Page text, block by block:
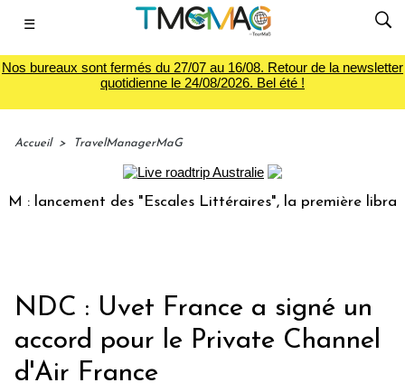
☰
Nos bureaux sont fermés du 27/07 au 16/08. Retour de la newsletter
quotidienne le 24/08/2026. Bel été !
Accueil > TravelManagerMaG
lancement des "Escales Littéraires", la première librairie
NDC : Uvet France a signé un
accord pour le Private Channel
d'Air France